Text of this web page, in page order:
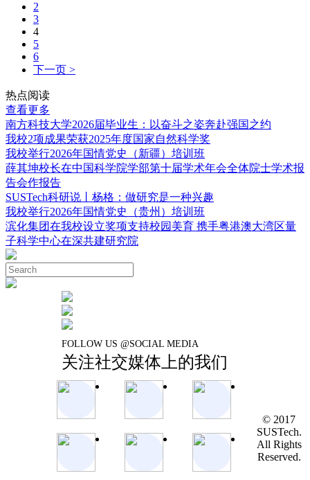
2
3
4
5
6
下一页 >
热点阅读
查看更多
南方科技大学2026届毕业生：以奋斗之姿奔赴强国之约
我校2项成果荣获2025年度国家自然科学奖
我校举行2026年国情党史（新疆）培训班
薛其坤校长在中国科学院学部第十届学术年会全体院士学术报
告会作报告
SUSTech科研说丨杨格：做研究是一种兴趣
我校举行2026年国情党史（贵州）培训班
滨化集团在我校设立奖项支持校园美育 携手粤港澳大湾区量
子科学中心在深共建研究院
FOLLOW US @SOCIAL MEDIA
关注社交媒体上的我们
© 2017
SUSTech.
All Rights
Reserved.